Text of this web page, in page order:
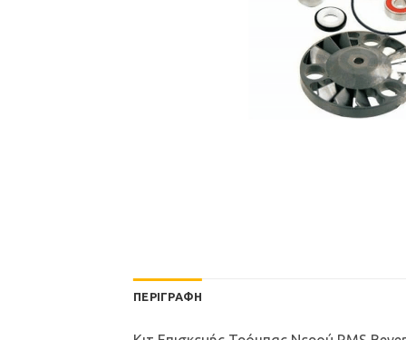
ΠΕΡΙΓΡΑΦΉ